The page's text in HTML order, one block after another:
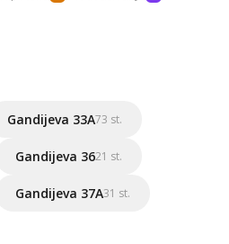
Gandijeva 33A73 st.
Gandijeva 3621 st.
Gandijeva 37A31 st.